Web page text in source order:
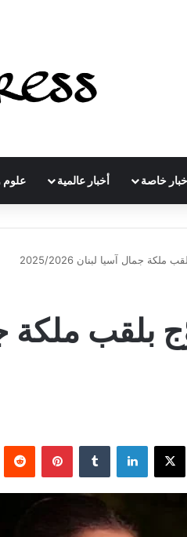
خاصة أخبار عالمية علوم
جمال آسيا لبنان 2025/2026
بلقب ملكة
‫X لينكدإن ‏Tumblr بينتيريست ‏Reddit